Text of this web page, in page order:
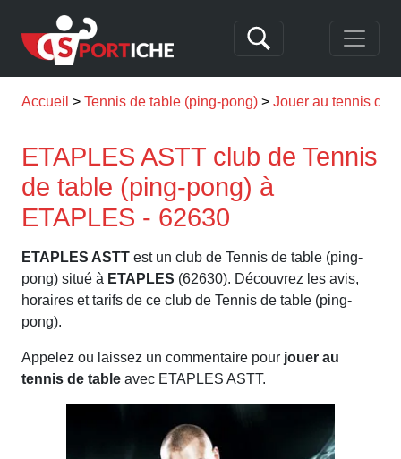
Accueil Tennis de table (ping-pong) Jouer au tennis de
ETAPLES ASTT club de Tennis
de table (ping-pong) à
ETAPLES - 62630
ETAPLES ASTT est un club de Tennis de table (ping-
pong) situé à ETAPLES (62630). Découvrez les avis,
horaires et tarifs de ce club de Tennis de table (ping-
pong).
Appelez ou laissez un commentaire pour jouer au
tennis de table avec ETAPLES ASTT.